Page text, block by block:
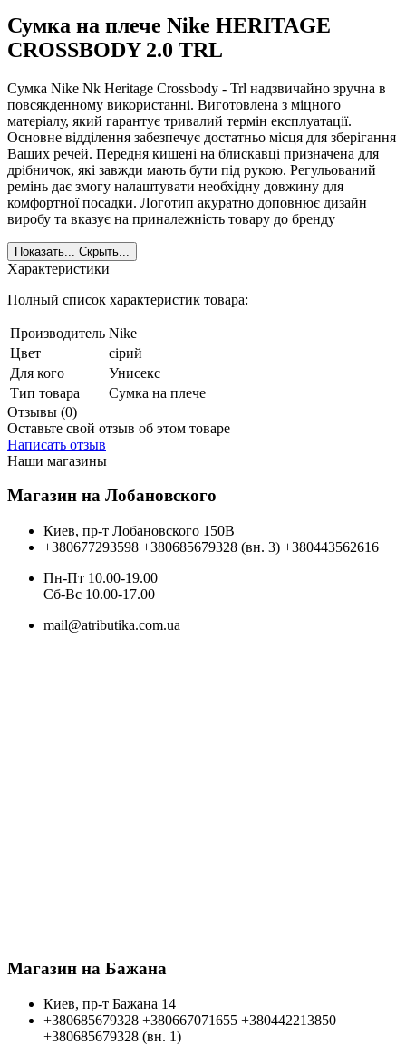
Сумка на плече Nike HERITAGE
CROSSBODY 2.0 TRL
Сумка Nike Nk Heritage Crossbody - Trl надзвичайно зручна в
повсякденному використанні. Виготовлена з міцного
матеріалу, який гарантує тривалий термін експлуатації.
Основне відділення забезпечує достатньо місця для зберігання
Ваших речей. Передня кишені на блискавці призначена для
дрібничок, які завжди мають бути під рукою. Регульований
ремінь дає змогу налаштувати необхідну довжину для
комфортної посадки. Логотип акуратно доповнює дизайн
виробу та вказує на приналежність товару до бренду
Показать... Скрыть...
Характеристики
Полный список характеристик товара:
Производитель Nike
Цвет
сірий
Для кого
Унисекс
Тип товара
Сумка на плече
Отзывы (0)
Оставьте свой отзыв об этом товаре
Написать отзыв
Наши магазины
Магазин на Лобановского
Киев, пр-т Лобановского 150В
+380677293598 +380685679328 (вн. 3) +380443562616
Пн-Пт 10.00-19.00
Cб-Вс 10.00-17.00
mail@atributika.com.ua
Магазин на Бажана
Киев, пр-т Бажана 14
+380685679328 +380667071655 +380442213850
+380685679328 (вн. 1)